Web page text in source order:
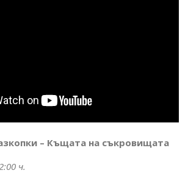
– Къщата на съкровищата
ч.